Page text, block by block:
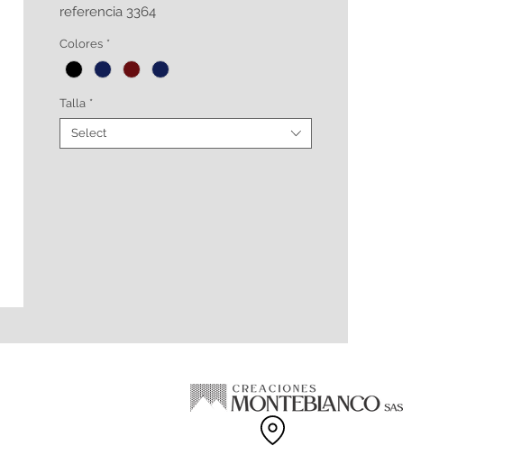
referencia 3364
Colores *
Talla *
Select